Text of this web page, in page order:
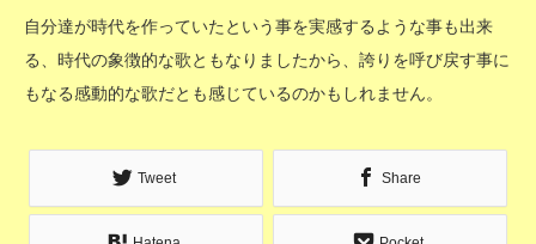
自分達が時代を作っていたという事を実感するような事も出来
る、時代の象徴的な歌ともなりましたから、誇りを呼び戻す事に
もなる感動的な歌だとも感じているのかもしれません。
Tweet Share